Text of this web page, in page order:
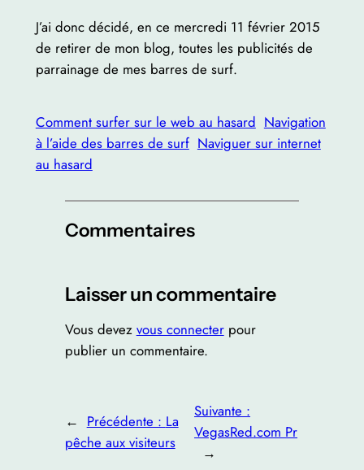
J’ai donc décidé, en ce mercredi 11 février 2015
de retirer de mon blog, toutes les publicités de
parrainage de mes barres de surf.
Comment surfer sur le web au hasard Navigation
à l’aide des barres de surf Naviguer sur internet
au hasard
Commentaires
Laisser un commentaire
Vous devez vous connecterpour
publier un commentaire.
← Précédente : La
pêche aux visiteurs
Suivante :
VegasRed.com Pr
→